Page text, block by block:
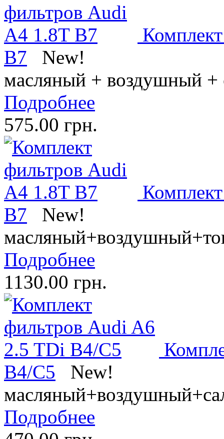
B7
New!
масляный + воздушный +
Подробнее
575.00 грн.
B7
New!
Подробнее
1130.00 грн.
B4/C5
New!
Подробнее